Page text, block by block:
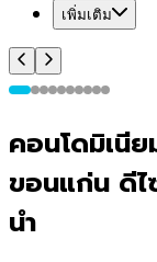
เพิ่มเติม
คอนโดมิเนีย
ขอนแก่น ดีไ
นำ